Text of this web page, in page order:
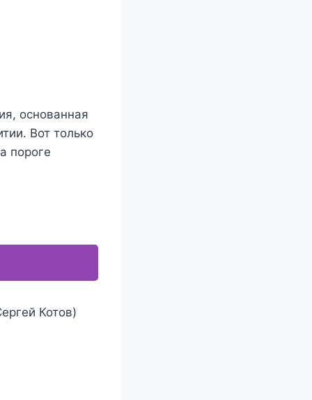
основанная
Вот только
пороге
Котов)